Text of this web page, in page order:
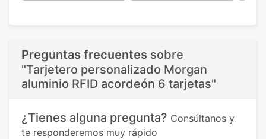
Preguntas frecuentes sobre
"Tarjetero personalizado Morgan
aluminio RFID acordeón 6 tarjetas"
¿Tienes alguna pregunta? Consúltanos y
te responderemos muy rápido